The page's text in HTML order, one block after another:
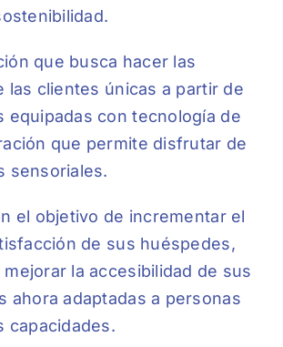
que busca hacer las
las clientes únicas a partir de
equipadas con tecnología de
que permite disfrutar de
sensoriales.
el objetivo de incrementar el
de sus huéspedes,
la accesibilidad de sus
ahora adaptadas a personas
capacidades.